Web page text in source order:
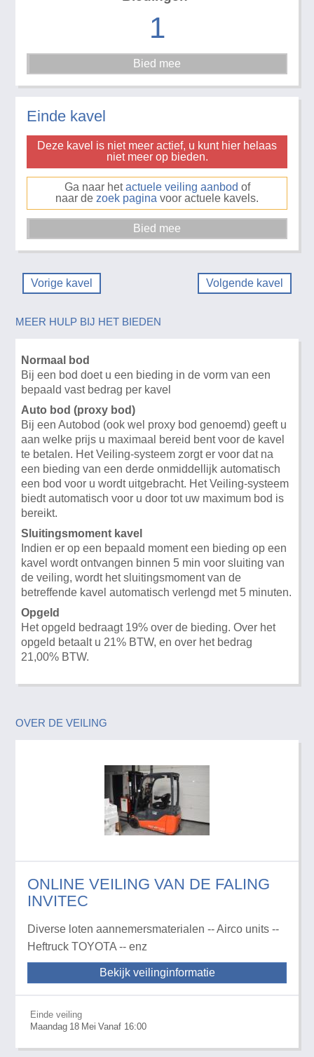
1
Einde kavel
Deze kavel is niet meer actief, u kunt hier helaas
niet meer op bieden.
Ga naar hetactuele veiling aanbod of
naar de zoek pagina voor actuele kavels.
Vorige kavel Volgende kavel
MEER HULP BIJ HET BIEDEN
Normaal bod
Bij een bod doet u een bieding in de vorm van een
bepaald vast bedrag per kavel
Auto bod (proxy bod)
Bij een Autobod (ook wel proxy bod genoemd) geeft u
aan welke prijs u maximaal bereid bent voor de kavel
te betalen. Het Veiling-systeem zorgt er voor dat na
een bieding van een derde onmiddellijk automatisch
een bod voor u wordt uitgebracht. Het Veiling-systeem
biedt automatisch voor u door tot uw maximum bod is
bereikt.
Sluitingsmoment kavel
Indien er op een bepaald moment een bieding op een
kavel wordt ontvangen binnen 5 min voor sluiting van
de veiling, wordt het sluitingsmoment van de
betreffende kavel automatisch verlengd met 5 minuten.
Opgeld
Het opgeld bedraagt 19% over de bieding. Over het
opgeld betaalt u 21% BTW, en over het bedrag
21,00% BTW.
OVER DE VEILING
ONLINE VEILING VAN DE FALING
INVITEC
Diverse loten aannemersmaterialen -- Airco units --
Heftruck TOYOTA -- enz
Bekijk veilinginformatie
Einde veiling
Maandag 18 Mei Vanaf 16:00